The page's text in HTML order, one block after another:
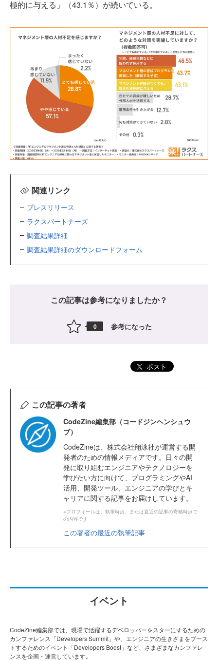
極的に与える」（43.1％）が続いている。
関連リンク
プレスリリース
ラクスパートナーズ
調査結果詳細
調査結果詳細のダウンロードフォーム
この記事は参考になりましたか？
0 参考になった
ポスト
この記事の著者
CodeZine編集部（コードジンヘンシュウ
ブ）
CodeZineは、株式会社翔泳社が運営する開
発者のための情報メディアです。日々の開
発に取り組むエンジニアやテクノロジーを
学びたい方に向けて、プログラミングやAI
活用、開発ツール、エンジニアの学びとキ
ャリアに関する記事をお届けしています。
※プロフィールは、執筆時点、または直近の記事の寄稿時点で
の内容です
この著者の最近の執筆記事
イベント
CodeZine編集部では、現場で活躍するデベロッパーをスターにするための
カンファレンス「Developers Summit」や、エンジニアの生きざまをブース
トするためのイベント「Developers Boost」など、さまざまなカンファレ
ンスを企画・運営しています。